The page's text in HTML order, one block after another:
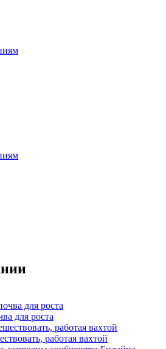
для роста
работая вахтой